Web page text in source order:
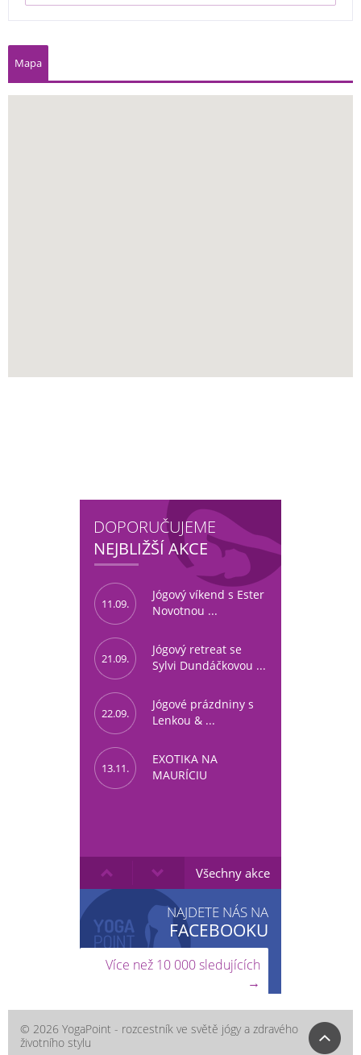
Mapa
DOPORUČUJEME
NEJBLIŽŠÍ AKCE
11.09.
Jógový víkend s Ester
Novotnou ...
21.09.
Jógový retreat se
Sylvi Dundáčkovou ...
22.09.
Jógové prázdniny s
Lenkou & ...
13.11.
EXOTIKA NA
MAURÍCIU
Všechny akce
NAJDETE NÁS NA
FACEBOOKU
Více než 10 000 sledujících
→
© 2026 YogaPoint - rozcestník ve světě jógy a zdravého
životního stylu